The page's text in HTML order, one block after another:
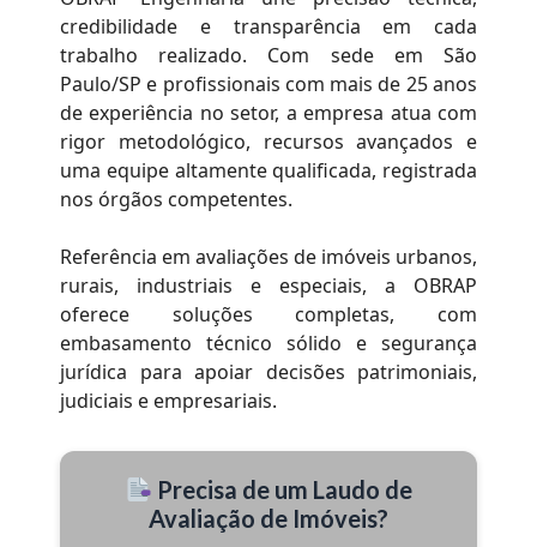
credibilidade e transparência em cada
trabalho realizado. Com sede em São
Paulo/SP e profissionais com mais de 25 anos
de experiência no setor, a empresa atua com
rigor metodológico, recursos avançados e
uma equipe altamente qualificada, registrada
nos órgãos competentes.
Referência em avaliações de imóveis urbanos,
rurais, industriais e especiais, a OBRAP
oferece soluções completas, com
embasamento técnico sólido e segurança
jurídica para apoiar decisões patrimoniais,
judiciais e empresariais.
Precisa de um Laudo de
Avaliação de Imóveis?